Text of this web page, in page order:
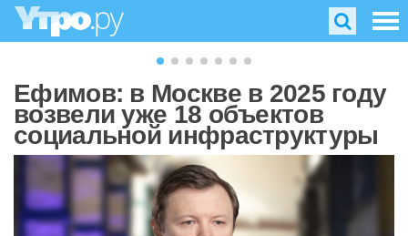
Ефимов: в Москве в 2025 году
возвели уже 18 объектов
социальной инфраструктуры